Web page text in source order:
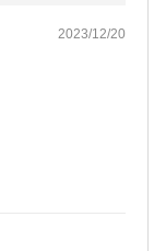
2023/12/20